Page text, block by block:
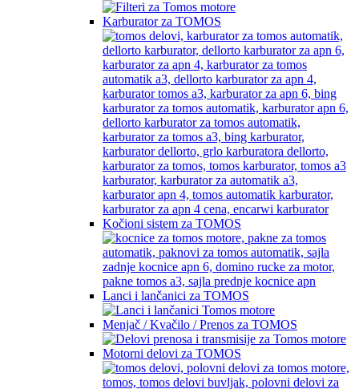
Karburator za TOMOS
Kočioni sistem za TOMOS
Lanci i lančanici za TOMOS
Menjač / Kvačilo / Prenos za TOMOS
Motorni delovi za TOMOS